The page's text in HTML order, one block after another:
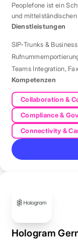
Peoplefone ist ein
und
Telefonielösungen
Dienstleistungen
SIP-Trunks &
Teams Integration,
Kompetenzen
Collaboration &
Compliance &
Connectivity &
Hologram